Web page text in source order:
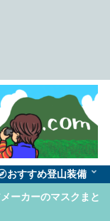
おすすめ登山装備
ーカーのマスクまと